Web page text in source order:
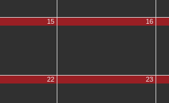
15 16
22 23